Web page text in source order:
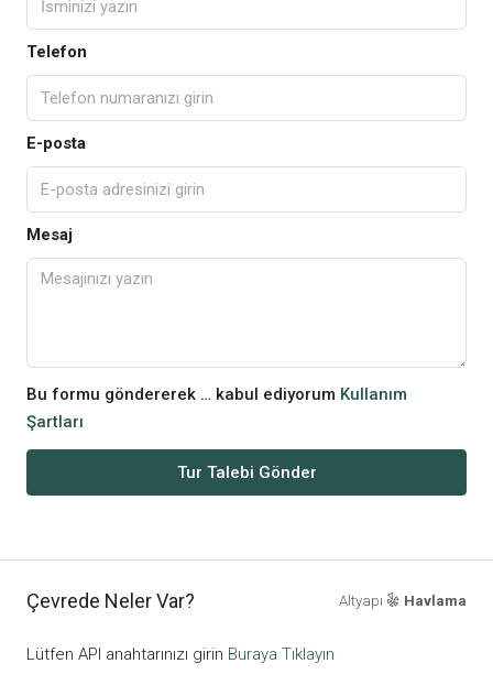
Telefon
E-posta
Mesaj
Bu formu göndererek … kabul ediyorum Kullanım
Şartları
Tur Talebi Gönder
Çevrede Neler Var? Altyapı Havlama
Lütfen API anahtarınızı girin Buraya Tıklayın